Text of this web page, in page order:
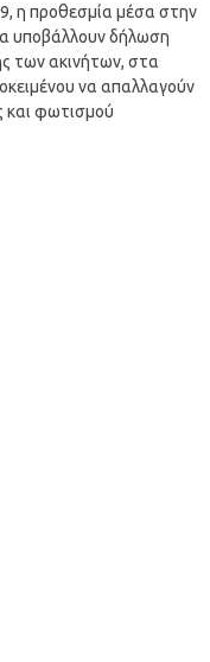
η προθεσμία μέσα στην
υποβάλλουν δήλωση
των ακινήτων, στα
να απαλλαγούν
και φωτισμού